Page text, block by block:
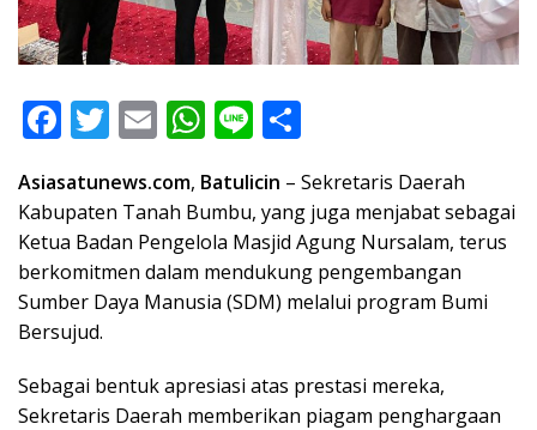
F
ac
e
b
o
o
k
T
w
itt
er
E
m
ai
l
W
h
at
s
A
p
Li
n
e ar
e
Asiasatunews.com, Batulicin – Sekretaris Daerah
Kabupaten Tanah Bumbu, yang juga menjabat sebagai
Ketua Badan Pengelola Masjid Agung Nursalam, terus
berkomitmen dalam mendukung pengembangan
Sumber Daya Manusia (SDM) melalui program Bumi
Bersujud.
Sebagai bentuk apresiasi atas prestasi mereka,
Sekretaris Daerah memberikan piagam penghargaan